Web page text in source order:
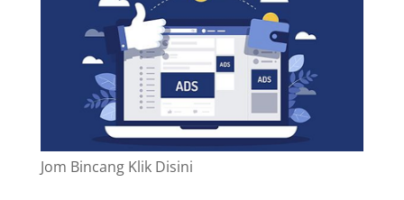
Jom Bincang Klik Disini